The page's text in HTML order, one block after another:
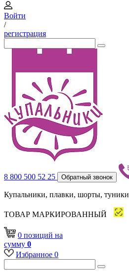
Войти
/
регистрация
8 800 500 52 25 Обратный звонок
Купальники, плавки, шорты, туники
ТОВАР МАРКИРОВАННЫЙ
0 позиций на
сумму 0
Избранное 0